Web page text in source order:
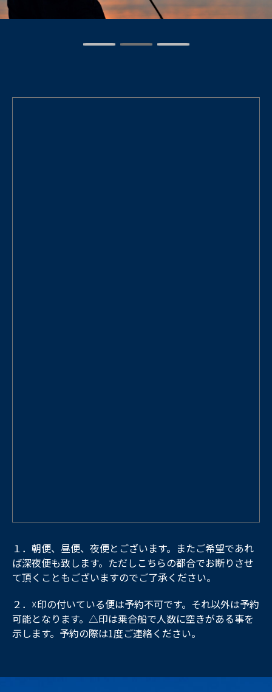
１．朝便、昼便、夜便とございます。またご希望であれ
ば深夜便も致します。ただしこちらの都合でお断りさせ
て頂くこともございますのでご了承ください。
２．☓印の付いている便は予約不可です。それ以外は予約
可能となります。△印は乗合船で人数に空きがある事を
示します。予約の際は1度ご連絡ください。